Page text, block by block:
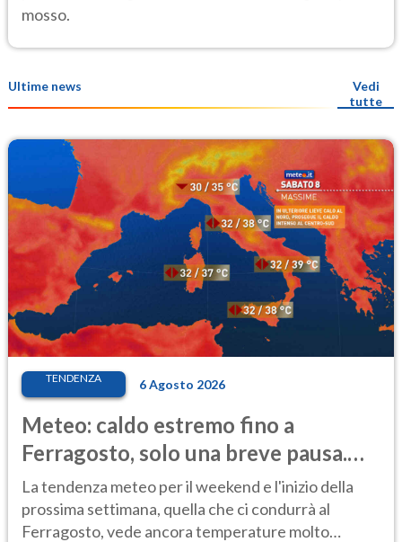
mosso.
Ultime news
Vedi
tutte
TENDENZA 6 Agosto 2026
Meteo: caldo estremo fino a
Ferragosto, solo una breve pausa.
Ecco dove
La tendenza meteo per il weekend e l'inizio della
prossima settimana, quella che ci condurrà al
Ferragosto, vede ancora temperature molto